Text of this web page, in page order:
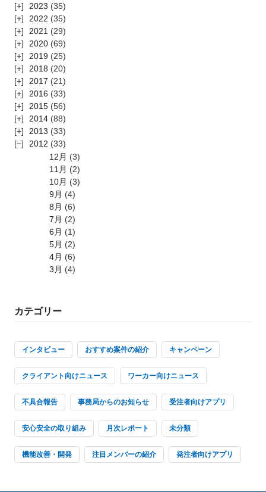
2023 (35)
2022 (35)
2021 (29)
2020 (69)
2019 (25)
2018 (20)
2017 (21)
2016 (33)
2015 (56)
2014 (88)
2013 (33)
2012 (33)
12月 (3)
11月 (2)
10月 (3)
9月 (4)
8月 (6)
7月 (2)
6月 (1)
5月 (2)
4月 (6)
3月 (4)
カテゴリー
インタビュー おすすめ案件の紹介 キャンペーン
クライアント向けニュース ワーカー向けニュース
不具合報告 事務局からのお知らせ 受注者向けアプリ
安心安全の取り組み 月次レポート 未分類
機能改善・開発 注目メンバーの紹介 発注者向けアプリ